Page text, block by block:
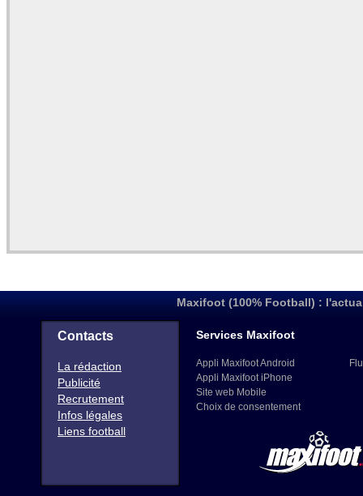
Maxifoot (100% Football) :
Contacts
La rédaction
Publicité
Recrutement
Infos légales
Liens football
Services Maxifoot
Appli Maxifoot Android
Appli Maxifoot iPhone
Site web Mobile
Choix de consentement